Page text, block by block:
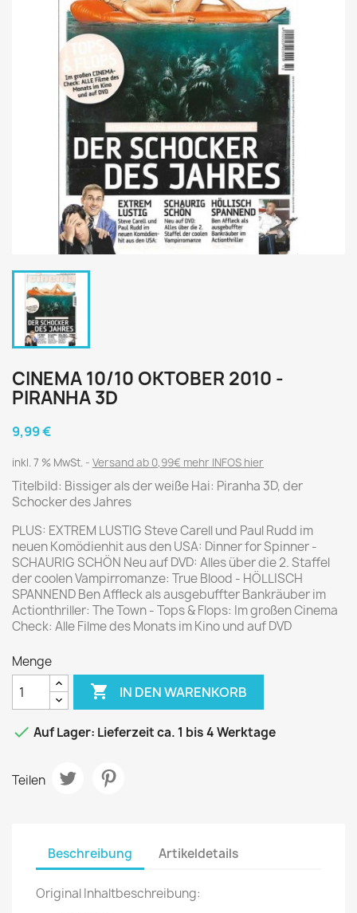
CINEMA 10/10 OKTOBER 2010 -
PIRANHA 3D
9,99 €
inkl. 7 % MwSt. Versand ab 0,99€ mehr INFOS hier
Titelbild: Bissiger als der weiße Hai: Piranha 3D, der
Schocker des Jahres
PLUS: EXTREM LUSTIG Steve Carell und Paul Rudd im
neuen Komödienhit aus den USA: Dinner for Spinner -
SCHAURIG SCHÖN Neu auf DVD: Alles über die 2. Staffel
der coolen Vampirromanze: True Blood - HÖLLISCH
SPANNEND Ben Affleck als ausgebuffter Bankräuber im
Actionthriller: The Town - Tops & Flops: Im großen Cinema
Check: Alle Filme des Monats im Kino und auf DVD
Menge
 IN DEN WARENKORB
 Auf Lager: Lieferzeit ca. 1 bis 4 Werktage
Teilen
Beschreibung Artikeldetails
Original Inhaltbeschreibung: